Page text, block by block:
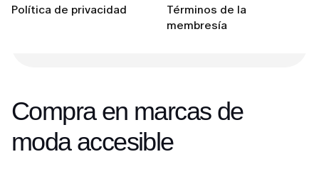
Política de privacidad
Términos de la
membresía
Compra en marcas de
moda accesible